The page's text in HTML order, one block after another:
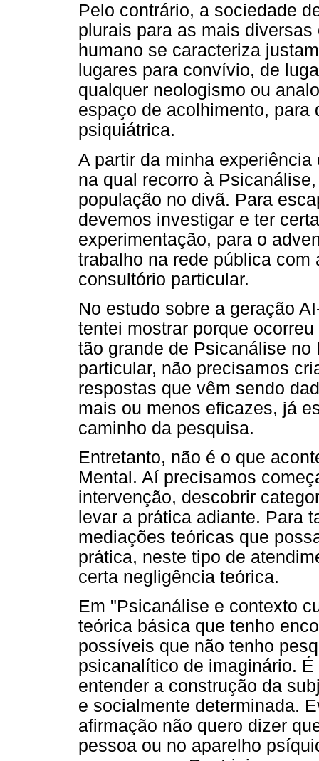
Pelo contrário, a sociedade
plurais para as mais
humano se caracteriza
lugares para convívio, de
qualquer neologismo ou
espaço de acolhimento,
psiquiátrica.
A partir da minha
na qual recorro à
população no divã. Para
devemos investigar e ter
experimentação, para o
trabalho na rede pública
consultório particular.
No estudo sobre a geração
tentei mostrar porque
tão grande de Psicanálise
particular, não precisamos
respostas que vêm sendo
mais ou menos eficazes, já
caminho da pesquisa.
Entretanto, não é o que
Mental. Aí precisamos
intervenção, descobrir
levar a prática adiante. Para
mediações teóricas que
prática, neste tipo de
certa negligência teórica.
Em "Psicanálise e contexto
teórica básica que tenho
possíveis que não tenho
psicanalítico de imaginário.
entender a construção da
e socialmente determinada.
afirmação não quero dizer
pessoa ou no aparelho